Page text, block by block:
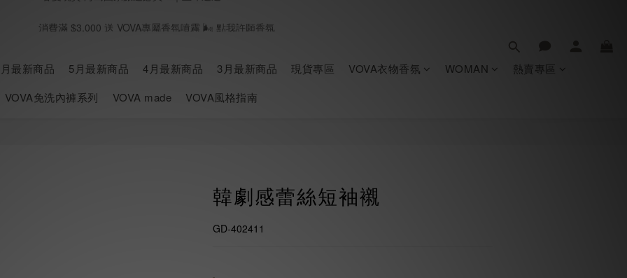
春夏現貨 海島國家旅遊必買🥂｜立即逛逛SHOPNOW
最新商品 5月最新商品 4月最新商品 3月最新商品 現貨專區 VOVA衣物香氛 WOMAN
熱賣專區
VOVA免洗內褲系列
VOVA made VOVA風格指南
韓劇感蕾絲短袖襯
GD-402411